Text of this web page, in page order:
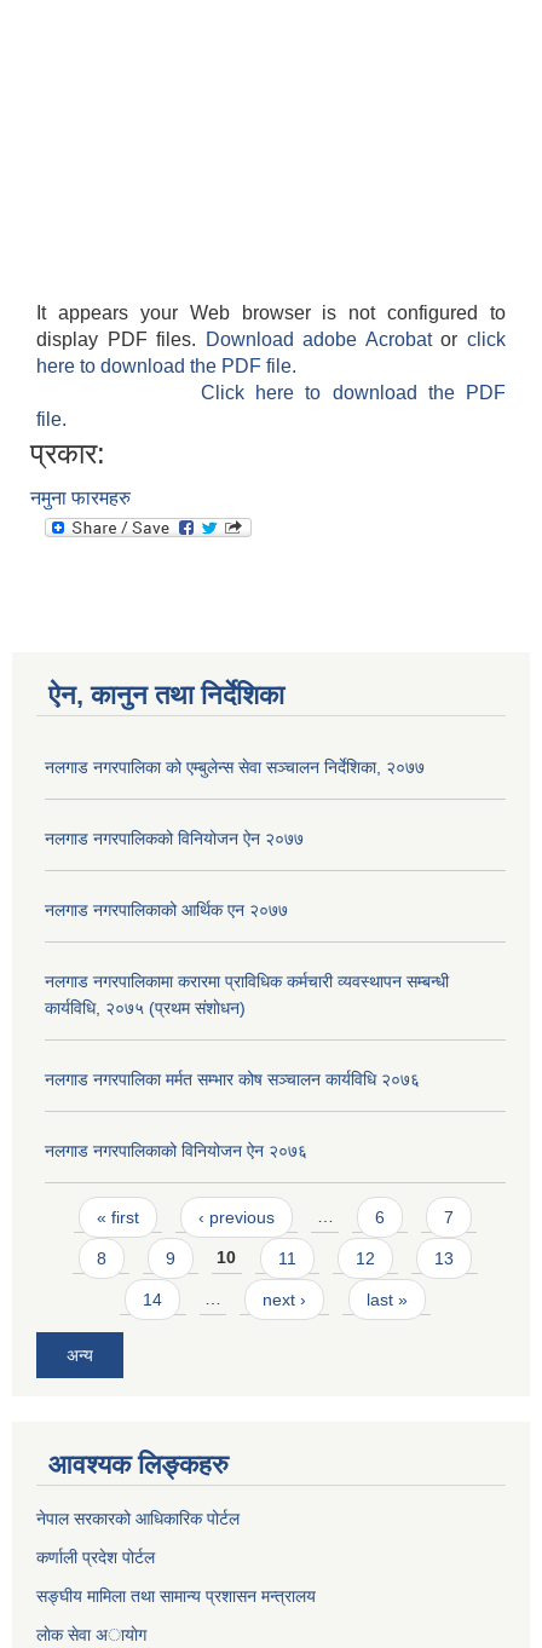
It appears your Web browser is not configured to
display PDF files.
Download adobe Acrobatorclick
here to download the PDF file.
Click here to download the PDF
file.
प्रकार:
नमुना फारमहरु
ऐन, कानुन तथा निर्देशिका
नलगाड नगरपालिका को एम्बुलेन्स सेवा सञ्चालन निर्देशिका, २०७७
नलगाड नगरपालिकको विनियोजन ऐन २०७७
नलगाड नगरपालिकाको आर्थिक एन २०७७
नलगाड नगरपालिकामा करारमा प्राविधिक कर्मचारी व्यवस्थापन सम्बन्धी
कार्यविधि, २०७५ (प्रथम संशाेधन)
नलगाड नगरपालिका मर्मत सम्भार कोष सञ्चालन कार्यविधि २०७६
नलगाड नगरपालिकाको विनियोजन ऐन २०७६
Pages
« first ‹ previous … 6 7
8 9 10 11 12 13
14 … next › last »
अन्य
आवश्यक लिङ्कहरु
नेपाल सरकारको आधिकारिक पोर्टल
कर्णाली प्रदेश पोर्टल
सङ्घीय मामिला तथा सामान्य प्रशासन मन्त्रालय
लाेक सेवा अायाेग